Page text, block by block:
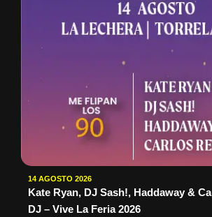
14 AGOSTO 2026
Kate Ryan, DJ Sash!, Haddaway &
DJ – Vive La Feria 2026